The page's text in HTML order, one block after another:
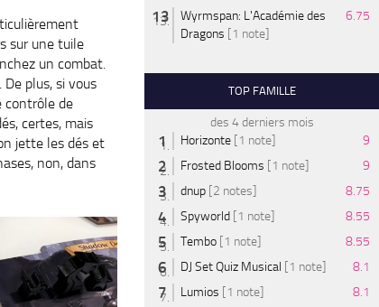
sur une tuile
un combat.
. De plus, si vous
contrôle de
certes, mais
jette les dés et
non, dans
Wyrmspan: L'Académie des
Dragons [1 note]
6.75
TOP FAMILLE
des 4 derniers mois
Horizonte [1 note]
9
Frosted Blooms [1 note]
9
dnup [2 notes]
8.75
Spyworld [1 note]
8.55
Tembo [1 note]
8.55
DJ Set Quiz Musical [1 note]
8.1
Lumios [1 note]
8.1